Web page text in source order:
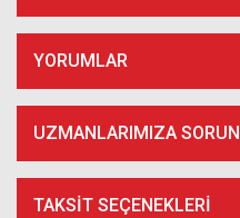
YORUMLAR
UZMANLARIMIZA SORUN
TAKSIT SEÇENEKLERI